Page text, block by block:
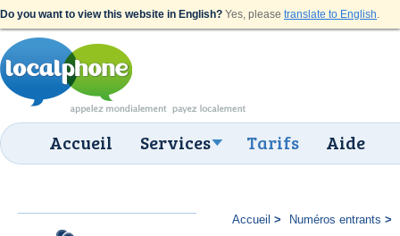
Do you want to view this website in English? Yes, please translate to English.
Accueil Services Tarifs Aide
Accueil Numéros entrants